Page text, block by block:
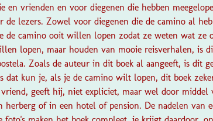
en vrienden en voor diegenen die hebben
lezers. Zowel voor diegenen die de camino al
de camino ooit willen lopen zodat ze weten wat ze
lopen, maar houden van mooie reisverhalen, is
Zoals de auteur in dit boek al aangeeft, is dit
dat kun je, als je de camino wilt lopen, dit boek
geeft hij, niet expliciet, maar wel door middel
herberg of in een hotel of pension. De nadelen van